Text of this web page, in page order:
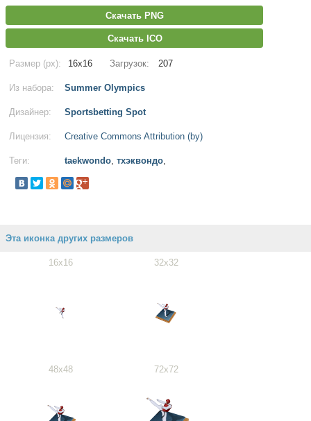
Скачать PNG
Скачать ICO
Размер (px): 16x16 Загрузок: 207
Из набора: Summer Olympics
Дизайнер: Sportsbetting Spot
Лицензия: Creative Commons Attribution (by)
Теги: taekwondo, тхэквондо,
Эта иконка других размеров
16x16 32x32
48x48 72x72